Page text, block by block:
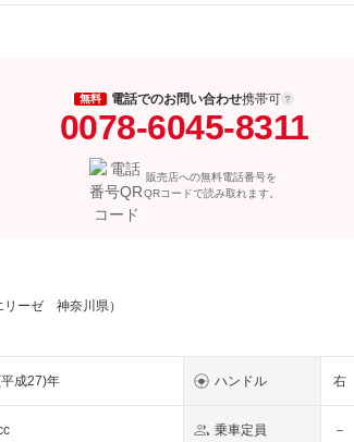
無料 電話でのお問い合わせ携帯可
0078-6045-8311
販売店への無料電話番号を
QRコードで読み取れます。
リーゼ 神奈川県）
成27)年 ハンドル 右
乗車定員 －